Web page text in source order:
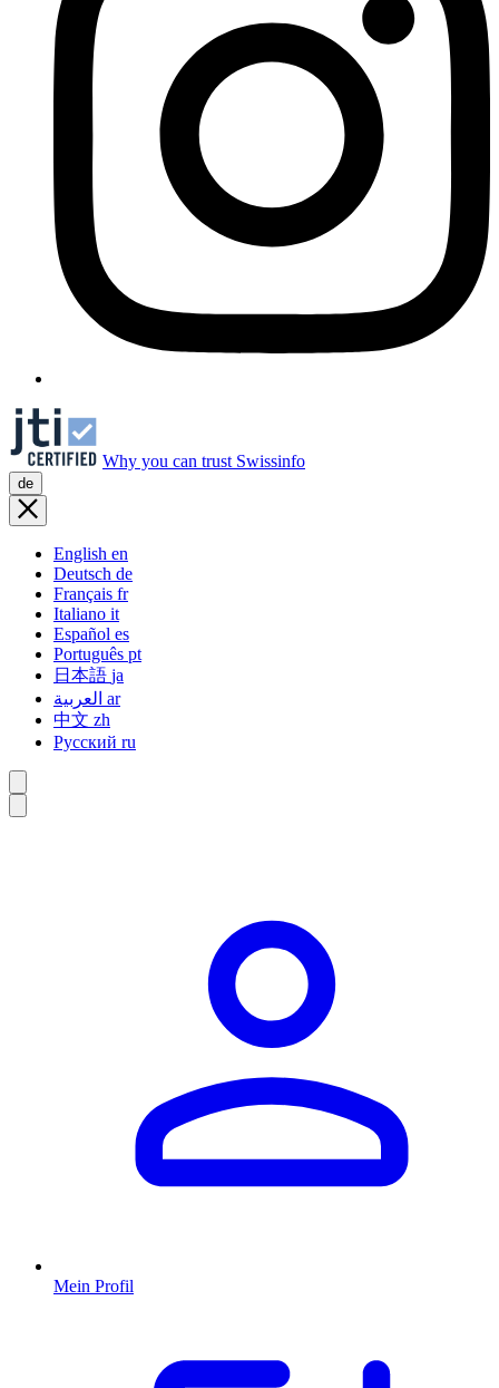
Why you can trust Swissinfo
de
English en
Deutsch de
Français fr
Italiano it
Español es
Português pt
日本語 ja
ar
中文 zh
Русский ru
Mein Profil